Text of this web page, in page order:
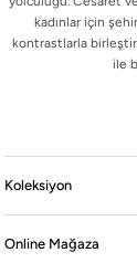
kadınlar için
kontrastlarla
ile
Koleksiyon
Online Mağaza
Online Mağaza
Yasal